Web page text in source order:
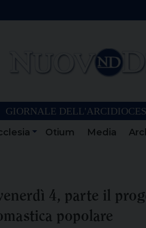
GIORNALE
Otium Media
4, parte il
popolare